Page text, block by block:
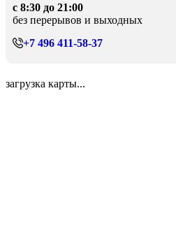
с 8:30 до 21:00
без перерывов и выходных
+7 496 411-58-37
загрузка карты...